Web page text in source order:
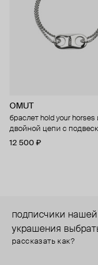
OMUT
браслет hold your horses
двойной цепи с
бронзы с родиевым
12 500 ₽
подписчики нашей
украшения
рассказать как?